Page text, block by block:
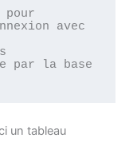
avec
par la base
un tableau